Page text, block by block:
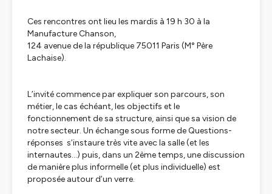
Ces rencontres ont lieu les mardis à 19 h 30 à la
Manufacture Chanson,
124 avenue de la république 75011 Paris (M° Père
Lachaise).
L’invité commence par expliquer son parcours, son
métier, le cas échéant, les objectifs et le
fonctionnement de sa structure, ainsi que sa vision de
notre secteur. Un échange sous forme de Questions-
réponses s’instaure très vite avec la salle (et les
internautes...) puis, dans un 2ème temps, une discussion
de manière plus informelle (et plus individuelle) est
proposée autour d’un verre.